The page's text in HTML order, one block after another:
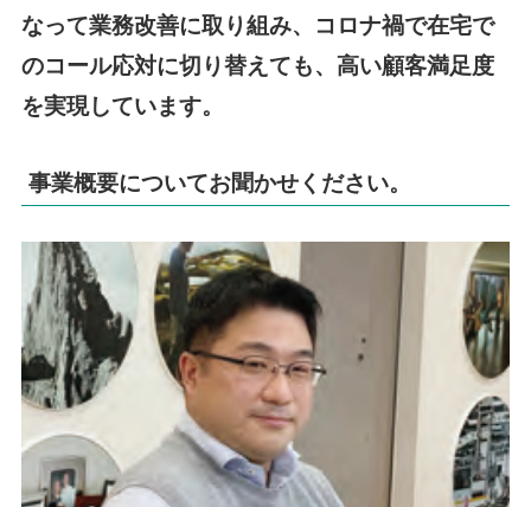
なって業務改善に取り組み、コロナ禍で在宅で
のコール応対に切り替えても、高い顧客満足度
を実現しています。
事業概要についてお聞かせください。